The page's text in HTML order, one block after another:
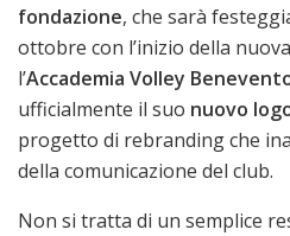
fondazione, che sarà
ottobre con l’inizio della
l’Accademia Volley
ufficialmente il suo nuovo
progetto di rebranding che
della comunicazione del club.
Non si tratta di un semplice